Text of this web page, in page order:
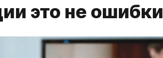
это не ошибки